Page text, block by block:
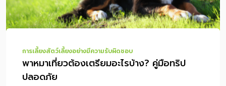
การเลี้ยงสัตว์เลี้ยงอย่างมีความรับผิดชอบ
พาหมาเที่ยวต้องเตรียมอะไรบ้าง? คู่มือทริป
ปลอดภัย